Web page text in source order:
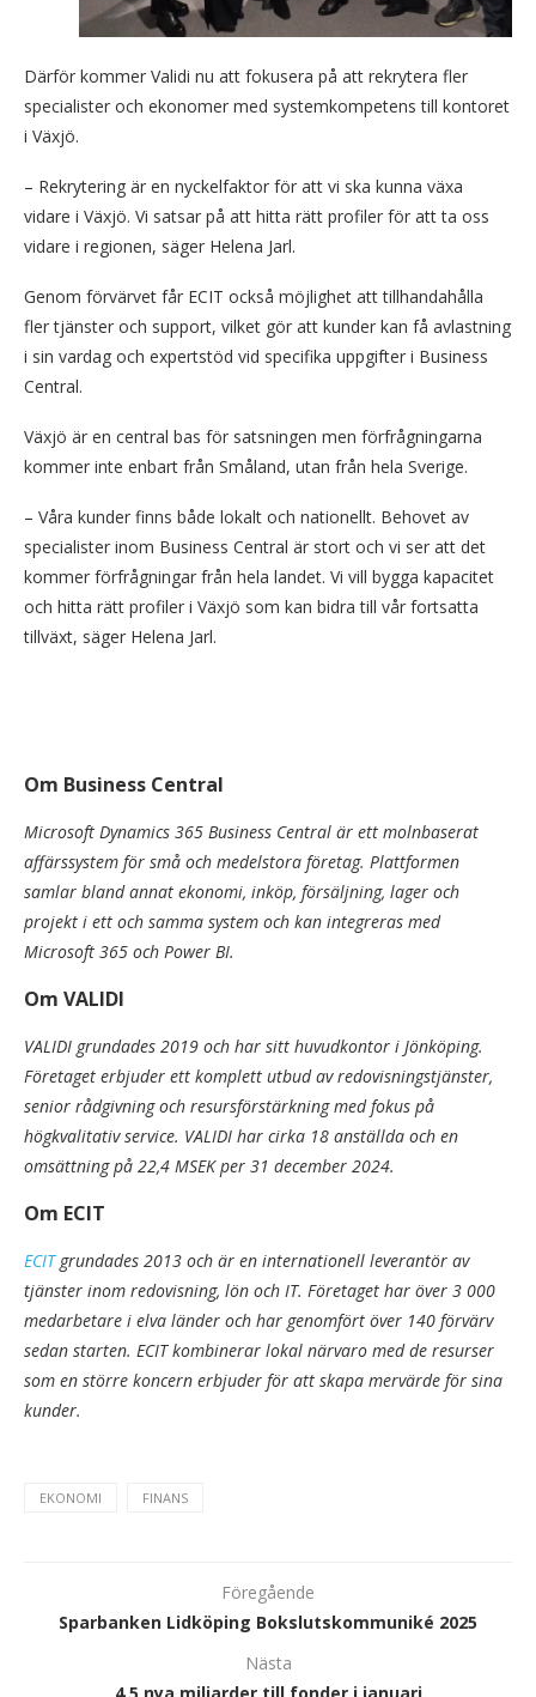
Därför kommer Validi nu att fokusera på att rekrytera fler
specialister och ekonomer med systemkompetens till kontoret
i Växjö.
– Rekrytering är en nyckelfaktor för att vi ska kunna växa
vidare i Växjö. Vi satsar på att hitta rätt profiler för att ta oss
vidare i regionen, säger Helena Jarl.
Genom förvärvet får ECIT också möjlighet att tillhandahålla
fler tjänster och support, vilket gör att kunder kan få avlastning
i sin vardag och expertstöd vid specifika uppgifter i Business
Central.
Växjö är en central bas för satsningen men förfrågningarna
kommer inte enbart från Småland, utan från hela Sverige.
– Våra kunder finns både lokalt och nationellt. Behovet av
specialister inom Business Central är stort och vi ser att det
kommer förfrågningar från hela landet. Vi vill bygga kapacitet
och hitta rätt profiler i Växjö som kan bidra till vår fortsatta
tillväxt, säger Helena Jarl.
Om Business Central
Microsoft Dynamics 365 Business Central är ett molnbaserat
affärssystem för små och medelstora företag. Plattformen
samlar bland annat ekonomi, inköp, försäljning, lager och
projekt i ett och samma system och kan integreras med
Microsoft 365 och Power BI.
Om VALIDI
VALIDI grundades 2019 och har sitt huvudkontor i Jönköping.
Företaget erbjuder ett komplett utbud av redovisningstjänster,
senior rådgivning och resursförstärkning med fokus på
högkvalitativ service. VALIDI har cirka 18 anställda och en
omsättning på 22,4 MSEK per 31 december 2024.
Om ECIT
ECITgrundades 2013 och är en internationell leverantör av
tjänster inom redovisning, lön och IT. Företaget har över 3 000
medarbetare i elva länder och har genomfört över 140 förvärv
sedan starten. ECIT kombinerar lokal närvaro med de resurser
som en större koncern erbjuder för att skapa mervärde för sina
kunder.
EKONOMI FINANS
Föregående
Sparbanken Lidköping Bokslutskommuniké 2025
Nästa